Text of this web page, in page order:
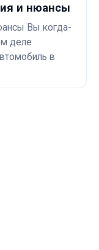
и нюансы
Вы когда-
деле
в